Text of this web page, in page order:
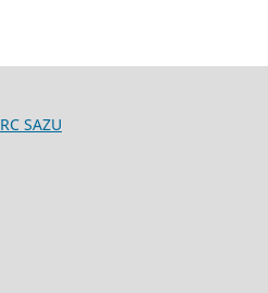
SAZU